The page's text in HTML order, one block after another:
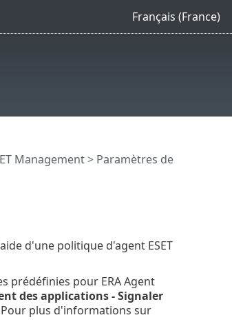
Français (France)
Management> Paramètres de
d'une politique d'agent ESET
prédéfinies pour ERA Agent
des applications - Signaler
Pour plus d'informations sur